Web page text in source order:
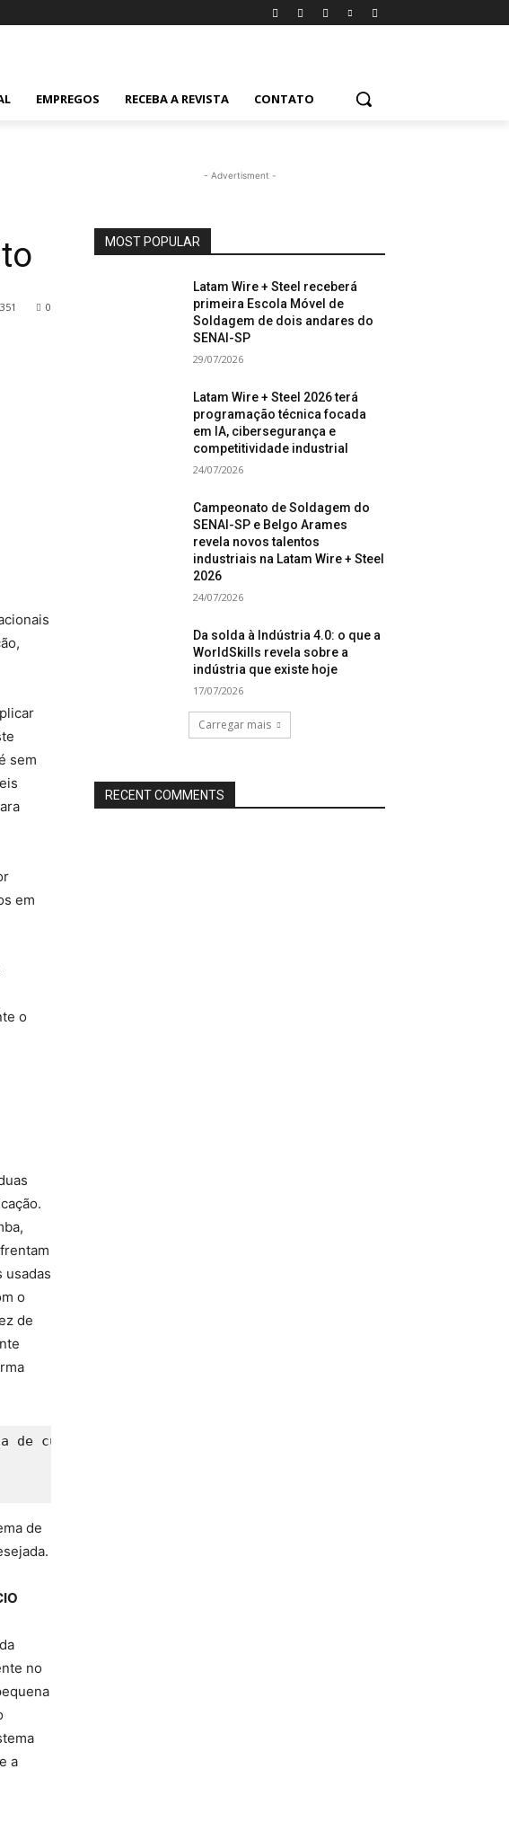
EMPREGOS RECEBA A REVISTA CONTATO
0
351
sem
em
o
usadas
o
de
de custos ao eliminar os
de
no
a
- Advertisment -
MOST POPULAR
Latam Wire + Steel receberá
primeira Escola Móvel de
Soldagem de dois andares do
SENAI-SP
29/07/2026
Latam Wire + Steel 2026 terá
programação técnica focada
em IA, cibersegurança e
competitividade industrial
24/07/2026
Campeonato de Soldagem do
SENAI-SP e Belgo Arames
revela novos talentos
industriais na Latam Wire + Steel
2026
24/07/2026
Da solda à Indústria 4.0: o que a
WorldSkills revela sobre a
indústria que existe hoje
17/07/2026
Carregar mais
RECENT COMMENTS